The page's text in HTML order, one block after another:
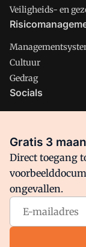
Veiligheids- en
Cultuur
Gedrag
Socials
Facebook
Arbo is onderdeel
VMN media voor
volgende
Privacy en
Gratis 3
Direct toegang
ongevallen.